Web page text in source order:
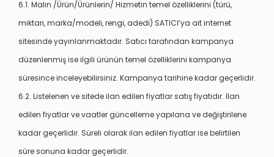
6.1. Malın /Ürün/Ürünlerin/ Hizmetin temel özelliklerini (türü,
miktarı, marka/modeli, rengi, adedi) SATICI’ya ait internet
sitesinde yayınlanmaktadır. Satıcı tarafından kampanya
düzenlenmiş ise ilgili ürünün temel özelliklerini kampanya
süresince inceleyebilirsiniz. Kampanya tarihine kadar geçerlidir.
6.2. Listelenen ve sitede ilan edilen fiyatlar satış fiyatıdır. İlan
edilen fiyatlar ve vaatler güncelleme yapılana ve değiştirilene
kadar geçerlidir. Süreli olarak ilan edilen fiyatlar ise belirtilen
süre sonuna kadar geçerlidir.